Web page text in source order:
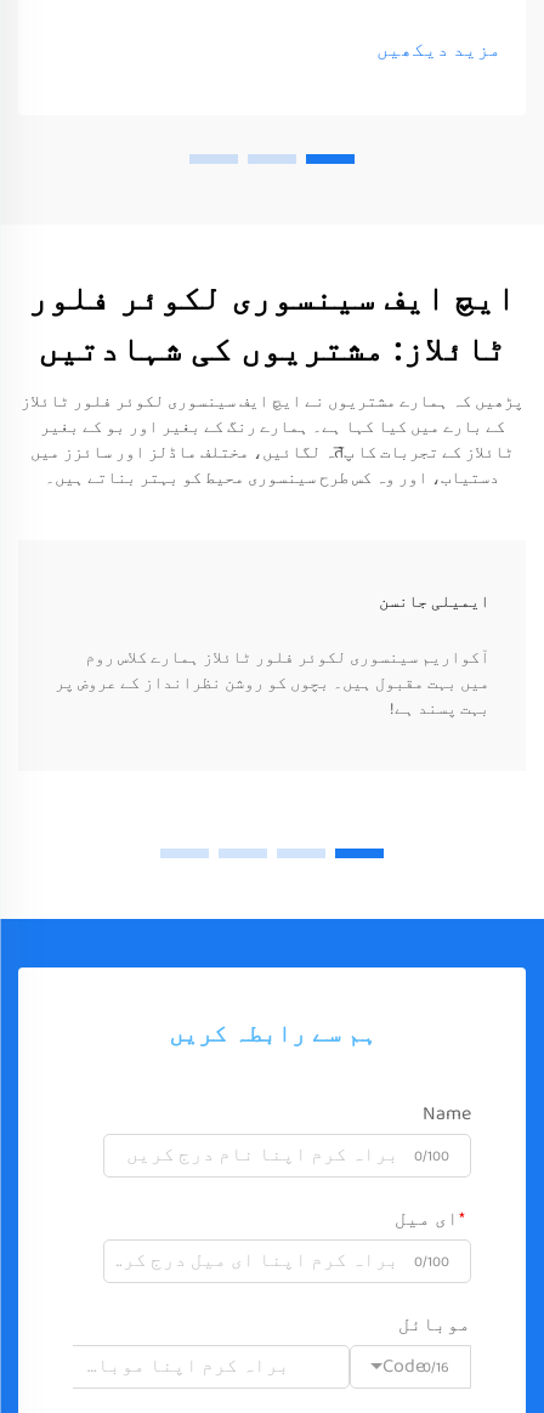
مزید دیکھیں
ایچ ایف سینسوری لکوئر فلور
ٹائلاز: مشتریوں کی شہادتیں
پڑھیں کہ ہمارے مشتریوں نے ایچ ایف سینسوری لکوئر فلور ٹائلاز
کے بارے میں کیا کہا ہے۔ ہمارے رنگ کے بغیر اور بو کے بغیر
ٹائلاز کے تجربات کا پतہ لگائیں، مختلف ماڈلز اور سائزز میں
دستیاب، اور وہ کس طرح سینسوری محیط کو بہتر بناتے ہیں۔
ایمیلی جانسن
آکواریم سینسوری لکوئر فلور ٹائلاز ہمارے کلاس روم
میں بہت مقبول ہیں۔ بچوں کو روشن نظرانداز کے عروض پر
بہت پسند ہے!
ہم سے رابطہ کریں
Name
0/100
ای میل
0/100
موبائل
Code0/16